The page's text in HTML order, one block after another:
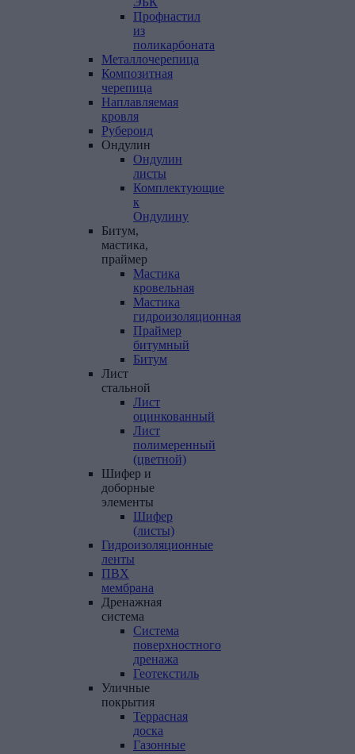
Профнастил
из
поликарбоната
Металлочерепица
Композитная
черепица
Наплавляемая
кровля
Рубероид
Ондулин
Ондулин
листы
Комплектующие
к
Ондулину
Битум,
мастика,
праймер
Мастика
кровельная
Мастика
гидроизоляционная
Праймер
битумный
Битум
Лист
стальной
Лист
оцинкованный
Лист
полимеренный
(цветной)
Шифер и
доборные
элементы
Шифер
(листы)
Гидроизоляционные
ленты
ПВХ
мембрана
Дренажная
система
Система
поверхностного
дренажа
Геотекстиль
Уличные
покрытия
Террасная
доска
Газонные